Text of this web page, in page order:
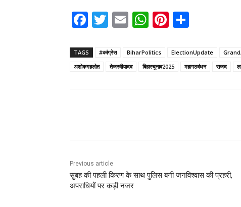
F
a
c
e
T
w
itt
er
E
m
ai
l
W
h
a
ts
Pi
nt
er
e
ar
e
TAGS #कांग्रेस BiharPolitics ElectionUpdate
अशोकगहलोत
तेजस्वीयादव बिहारचुनाव2025 महागठबंधन राजद
Previous article
सुबह की पहली किरण के साथ पुलिस बनी जनविश्वास की प्रहरी,
अपराधियों पर कड़ी नजर